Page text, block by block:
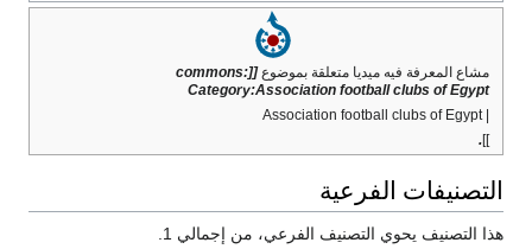
مشاع المعرفة فيه ميديا متعلقة بموضوع [[commons:
Category:Association football clubs of Egypt
| Association football clubs of Egypt
]]
.
التصنيفات الفرعية
هذا التصنيف يحوي التصنيف الفرعي، من إجمالي 1.